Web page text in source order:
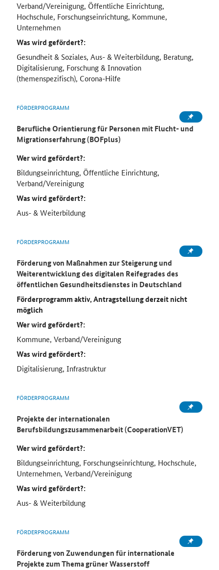
Verband/Vereinigung, Öffentliche Einrichtung,
Hochschule, Forschungseinrichtung, Kommune,
Unternehmen
Was wird gefördert?:
Gesundheit & Soziales, Aus- & Weiterbildung, Beratung,
Digitalisierung, Forschung & Innovation
(themenspezifisch), Corona-Hilfe
FÖRDERPROGRAMM
Berufliche Orientierung für Personen mit Flucht- und
Migrationserfahrung (BOFplus)
Wer wird gefördert?:
Bildungseinrichtung, Öffentliche Einrichtung,
Verband/Vereinigung
Was wird gefördert?:
Aus- & Weiterbildung
FÖRDERPROGRAMM
Förderung von Maßnahmen zur Steigerung und
Weiterentwicklung des digitalen Reifegrades des
öffentlichen Gesundheitsdienstes in Deutschland
Förderprogramm aktiv, Antragstellung derzeit nicht
möglich
Wer wird gefördert?:
Kommune, Verband/Vereinigung
Was wird gefördert?:
Digitalisierung, Infrastruktur
FÖRDERPROGRAMM
Projekte der internationalen
Berufsbildungszusammenarbeit (CooperationVET)
Wer wird gefördert?:
Bildungseinrichtung, Forschungseinrichtung, Hochschule,
Unternehmen, Verband/Vereinigung
Was wird gefördert?:
Aus- & Weiterbildung
FÖRDERPROGRAMM
Förderung von Zuwendungen für internationale
Projekte zum Thema grüner Wasserstoff